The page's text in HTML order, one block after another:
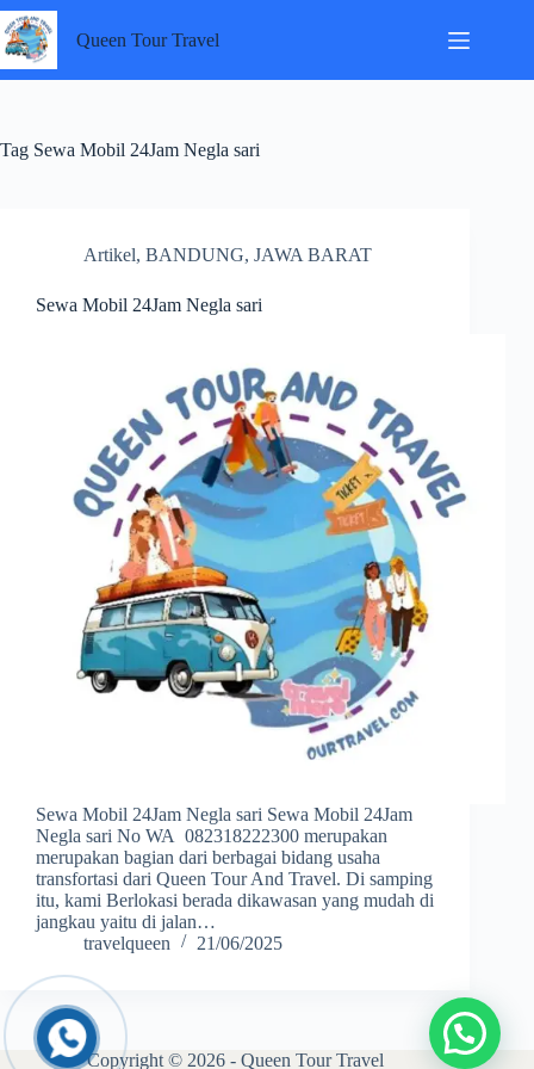
Skip
to
content
Queen Tour Travel
Tag Sewa Mobil 24Jam Negla sari
Artikel, BANDUNG, JAWA BARAT
Sewa Mobil 24Jam Negla sari
Sewa Mobil 24Jam Negla sari Sewa Mobil 24Jam
Negla sari No WA 082318222300 merupakan
merupakan bagian dari berbagai bidang usaha
transfortasi dari Queen Tour And Travel. Di samping
itu, kami Berlokasi berada dikawasan yang mudah di
jangkau yaitu di jalan…
travelqueen
21/06/2025
Copyright © 2026 - Queen Tour Travel